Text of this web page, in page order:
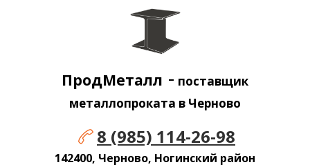
ПродМеталл - поставщик
металлопроката в Черново
8 (985) 114-26-98
142400, Черново, Ногинский район